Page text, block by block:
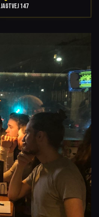
JAGTVEJ 147